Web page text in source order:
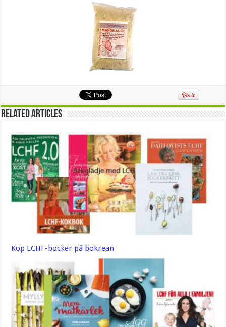
Related Articles
Köp LCHF-böcker på bokrean